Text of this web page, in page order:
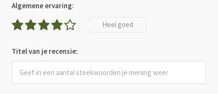
Algemene ervaring:
Heel goed
Titel van je recensie: